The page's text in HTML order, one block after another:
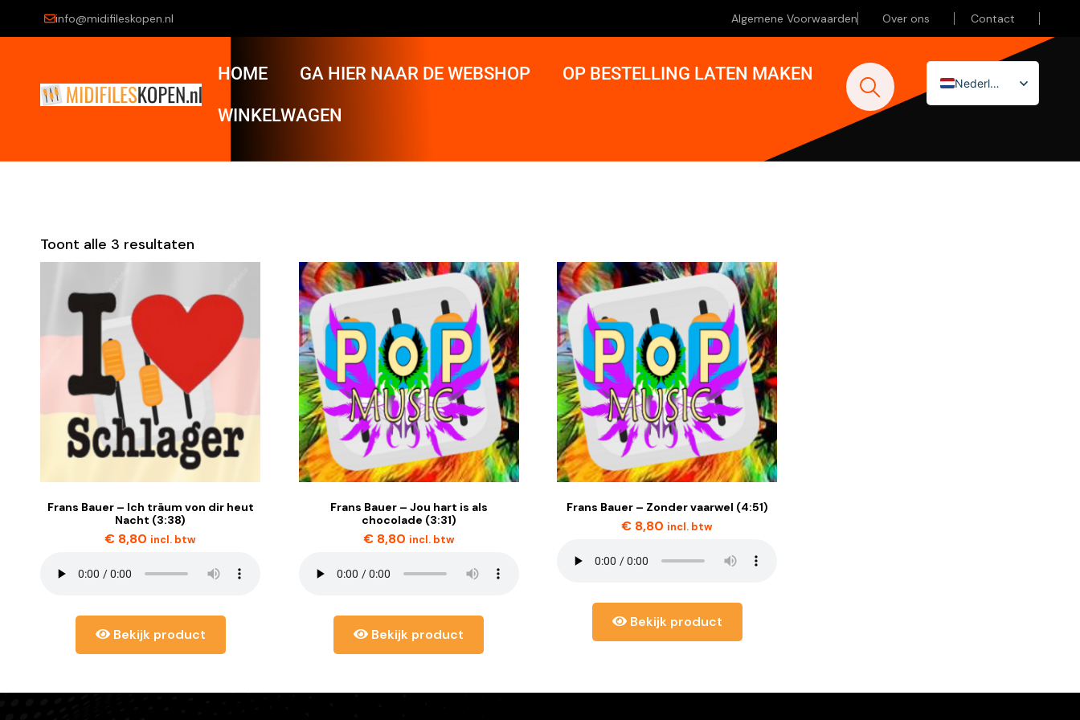
info@midifileskopen.nl Algemene Voorwaarden Over ons Contact
HOME GA HIER NAAR DE WEBSHOP OP BESTELLING LATEN MAKEN
WINKELWAGEN
Nederlands
English (UK)
Toont alle 3 resultaten
Frans Bauer – Ich träum von dir heut
Nacht (3:38)
€ 8,80 incl. btw
Bekijk product
Frans Bauer – Jou hart is als
chocolade (3:31)
€8,80 incl. btw
Bekijk product
Frans Bauer – Zonder vaarwel (4:51)
€ 8,80 incl. btw
Bekijk product